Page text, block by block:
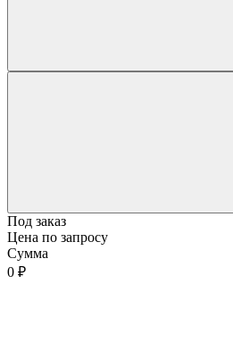
Под заказ
Цена по запросу
Сумма
0 ₽